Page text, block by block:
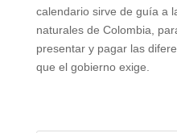
calendario sirve de guía a
naturales de Colombia,
presentar y pagar las
que el gobierno exige.